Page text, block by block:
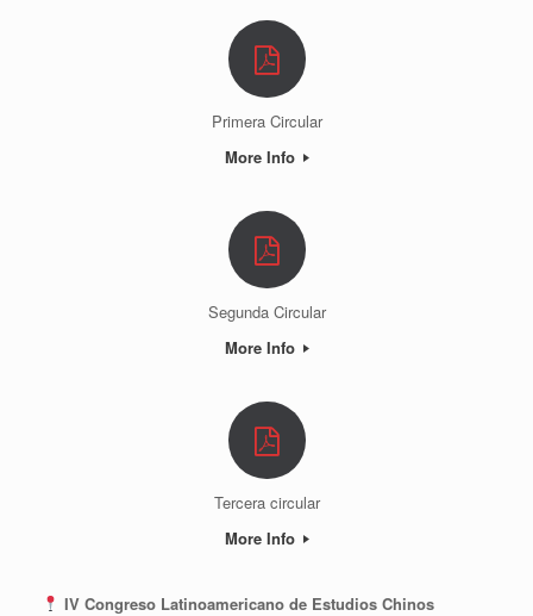
Primera Circular
More Info
Segunda Circular
More Info
Tercera circular
More Info
IV Congreso Latinoamericano de Estudios Chinos